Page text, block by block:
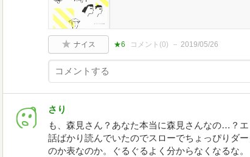
ナイス ★6 コメント(0) 2019/05/26
さり
も、森見さん？あなた本当に森見さんなの…？
話ばかり読んでいたのでスローでちょっぴりダ
のか表なのか。ぐるぐるよく分からなくなるな。